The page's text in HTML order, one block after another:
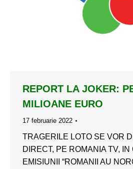
REPORT LA JOKER:
MILIOANE EURO
17 februarie 2022
TRAGERILE LOTO SE VOR
DIRECT, PE ROMANIA TV,
EMISIUNII “ROMANII AU